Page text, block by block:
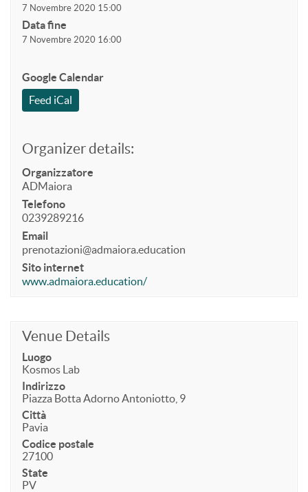
7 Novembre 2020 15:00
Data fine
7 Novembre 2020 16:00
Google Calendar
Feed iCal
Organizer details:
Organizzatore
ADMaiora
Telefono
0239289216
Email
prenotazioni@admaiora.education
Sito internet
www.admaiora.education/
Venue Details
Luogo
Kosmos Lab
Indirizzo
Piazza Botta Adorno Antoniotto, 9
Città
Pavia
Codice postale
27100
State
PV